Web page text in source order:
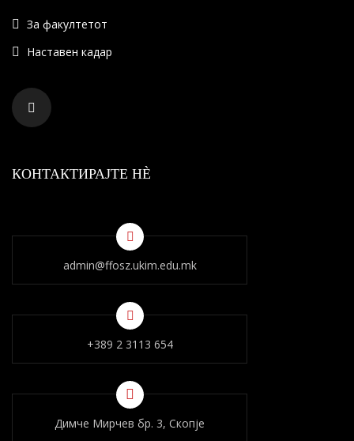
За факултетот
Наставен кадар
КОНТАКТИРАЈТЕ НÈ
admin@ffosz.ukim.edu.mk
+389 2 3113 654
Димче Мирчев бр. 3, Скопје